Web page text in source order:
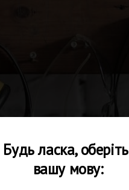
Будь ласка, оберіть
вашу мову: